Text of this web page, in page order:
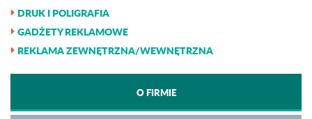
DRUK I POLIGRAFIA
GADŻETY REKLAMOWE
REKLAMA ZEWNĘTRZNA/WEWNĘTRZNA
O FIRMIE